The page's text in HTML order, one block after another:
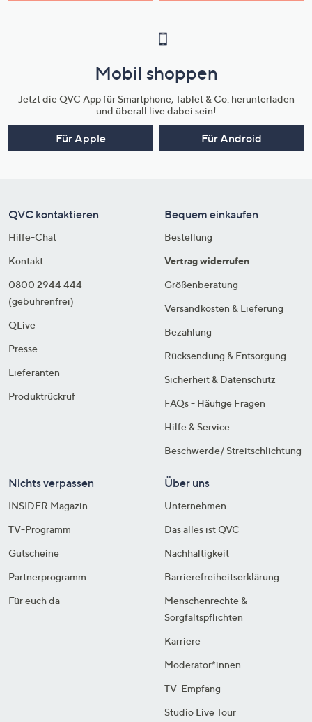
Mobil shoppen
Jetzt die QVC App für Smartphone, Tablet & Co. herunterladen
und überall live dabei sein!
Für Apple Für Android
QVC kontaktieren
Hilfe-Chat
Kontakt
0800 2944 444
(gebührenfrei)
QLive
Presse
Lieferanten
Produktrückruf
Bequem einkaufen
Bestellung
Vertrag widerrufen
Größenberatung
Versandkosten & Lieferung
Bezahlung
Rücksendung & Entsorgung
Sicherheit & Datenschutz
FAQs - Häufige Fragen
Hilfe & Service
Beschwerde/ Streitschlichtung
Nichts verpassen
INSIDER Magazin
TV-Programm
Gutscheine
Partnerprogramm
Für euch da
Über uns
Unternehmen
Das alles ist QVC
Nachhaltigkeit
Barrierefreiheitserklärung
Menschenrechte &
Sorgfaltspflichten
Karriere
Moderator*innen
TV-Empfang
Studio Live Tour